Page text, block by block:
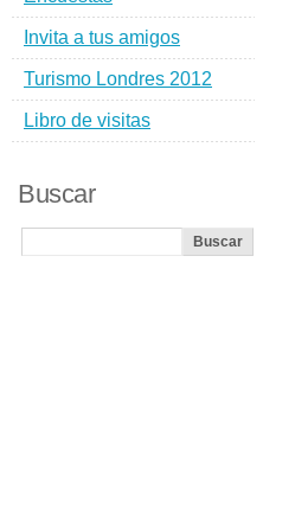
Invita a tus amigos
Turismo Londres 2012
Libro de visitas
Buscar